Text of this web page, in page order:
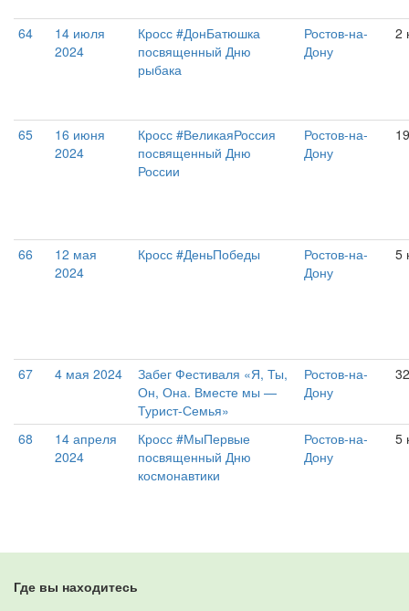
64
14 июля
2024
Кросс #ДонБатюшка
посвященный Дню
рыбака
Ростов-на-
Дону
2
65
16 июня
2024
Кросс #ВеликаяРоссия
посвященный Дню
России
Ростов-на-
Дону
66
12 мая
2024
Кросс #ДеньПобеды
Ростов-на-
Дону
5
67 4 мая 2024
Забег Фестиваля «Я, Ты,
Он, Она. Вместе мы —
Турист-Семья»
Ростов-на-
Дону
68
14 апреля
2024
Кросс #МыПервые
посвященный Дню
космонавтики
Ростов-на-
Дону
5
Где вы находитесь